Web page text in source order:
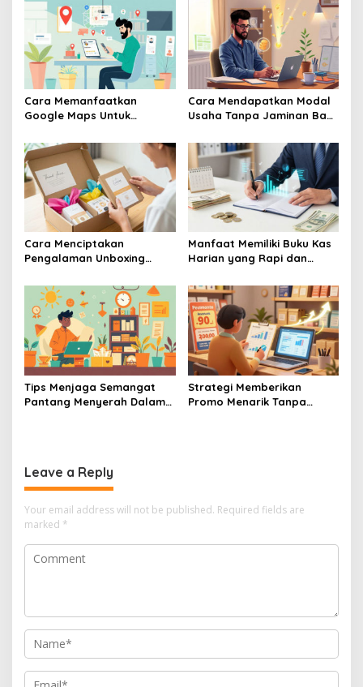
Cara Memanfaatkan
Google Maps Untuk
Toko UMKM
Cara Mendapatkan Modal
Usaha Tanpa Jaminan Bagi
Banget
Cara Menciptakan
Pengalaman Unboxing
Pembeli Online Produk
UMKM
Manfaat Memiliki Buku Kas
Harian yang Rapi dan
Tips Menjaga Semangat
Pantang Menyerah Dalam
Strategi Memberikan
Promo Menarik Tanpa
Leave a Reply
Your email address will not be published. Required fields are
marked *